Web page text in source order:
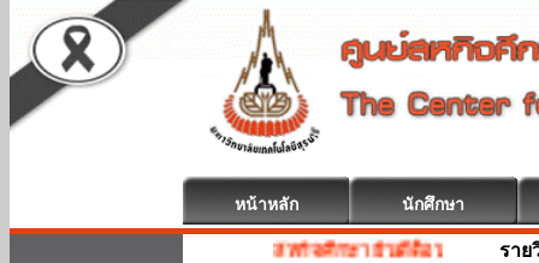
หน้าหลัก นักศึกษา
สหกิจศึกษา ยินดีต้อนรับ ราย